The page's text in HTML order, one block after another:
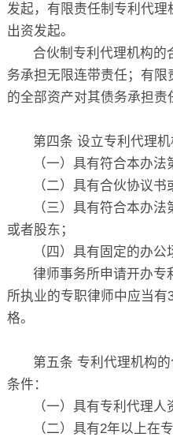
发起，有限责任制专利代理
出资发起。
合伙制专利代理机构的
务承担无限连带责任；有
的全部资产对其债务承担责
第四条 设立专利代理机
（一）具有符合本办法
（二）具有合伙协议书
（三）具有符合本办
或者股东；
（四）具有固定的办公
律师事务所申请开办专
所执业的专职律师中应当
格。
第五条 专利代理机构
条件：
（一）具有专利代理人
（二）具有2年以上在